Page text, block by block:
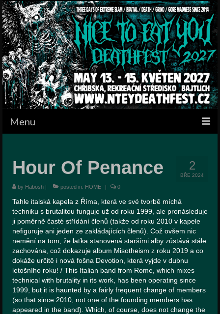
Menu
BANDS
SCHEDULE
GALLERY
HISTORY
MERCHANDISE
CONTACT
2
BŘE 2024
Hour Of Penance
by Habosh | posted in: HOME | 0
Tahle italská kapela z Říma, která ve své tvorbě míchá
techniku s brutalitou funguje už od roku 1999, ale pronásleduje
ji poměrně časté střídání členů (takže od roku 2010 v kapele
nefiguruje ani jeden ze zakládajících členů). Což ovšem nic
nemění na tom, že laťka stanovená staršími alby zůstává stále
zachována, což dokazuje album Misotheism z roku 2019 a co
dokáže určitě i nová fošna Devotion, která vyjde v dubnu
letošního roku! / This Italian band from Rome, which mixes
technical with brutality in its work, has been operating since
1999, but it is haunted by a fairly frequent change of members
(so that since 2010, not one of the founding members has
appeared in the band). Which, of course, does not change the